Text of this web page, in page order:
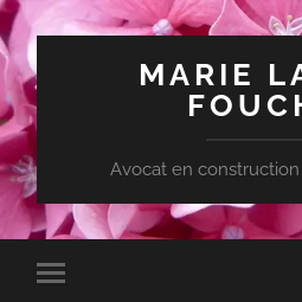
MARIE
Avocat en
Toggle